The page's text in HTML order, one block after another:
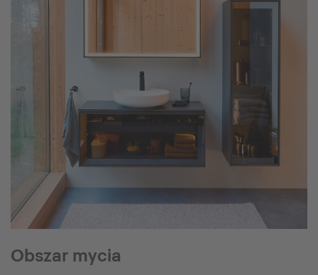
Obszar mycia